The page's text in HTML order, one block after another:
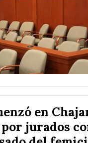
en
jurados